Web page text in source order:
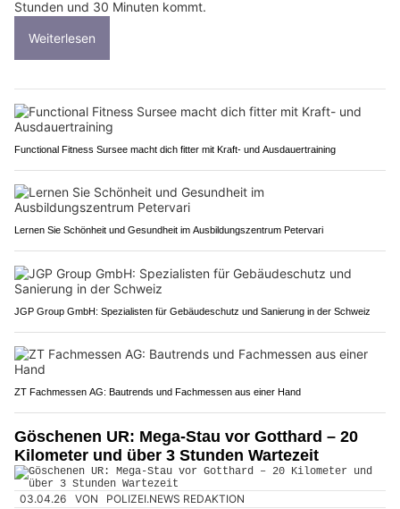
Stunden und 30 Minuten kommt.
Weiterlesen
Functional Fitness Sursee macht dich fitter mit Kraft- und Ausdauertraining
Lernen Sie Schönheit und Gesundheit im Ausbildungszentrum Petervari
JGP Group GmbH: Spezialisten für Gebäudeschutz und Sanierung in der Schweiz
ZT Fachmessen AG: Bautrends und Fachmessen aus einer Hand
Göschenen UR: Mega-Stau vor Gotthard – 20
Kilometer und über 3 Stunden Wartezeit
03.04.26 VON POLIZEI.NEWS REDAKTION